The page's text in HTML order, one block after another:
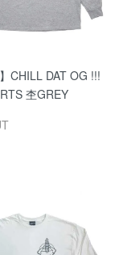
CHILL DAT OG !!!
杢GREY